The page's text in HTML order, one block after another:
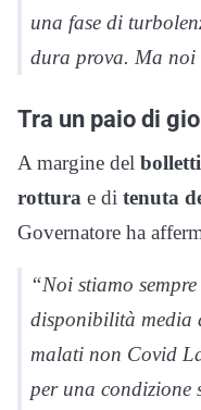
una fase di
dura prova. Ma noi
Tra un paio di
A margine del
rottura e di tenuta
Governatore ha
“Noi stiamo
disponibilità media
malati non Covid
per una